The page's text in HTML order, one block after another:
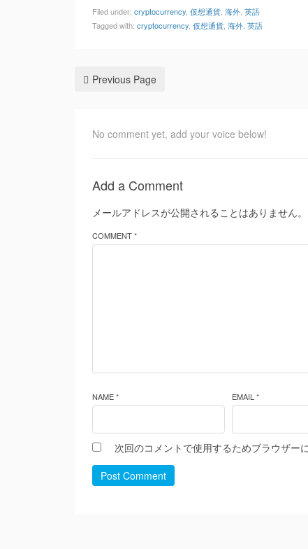
Filed under: cryptocurrency 仮想通貨 海外 英語
Tagged with: cryptocurrency 仮想通貨 海外 英語
Previous Page
No comment yet, add your voice below!
Add a Comment
メールアドレスが公開されることはありません。
COMMENT *
NAME * EMAIL *
次回のコメントで使用するためブラウザー
Post Comment